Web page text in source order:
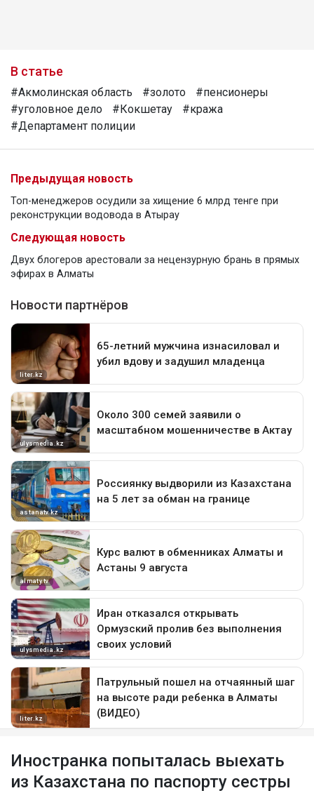
В статье
#Акмолинская область #золото
#пенсионеры
#уголовное дело
#Кокшетау
#кража
#Департамент полиции
Предыдущая новость
Топ-менеджеров осудили за хищение 6 млрд тенге при
реконструкции водовода в Атырау
Следующая новость
Двух блогеров арестовали за нецензурную брань в прямых
эфирах в Алматы
Иностранка попыталась выехать
из Казахстана по паспорту сестры